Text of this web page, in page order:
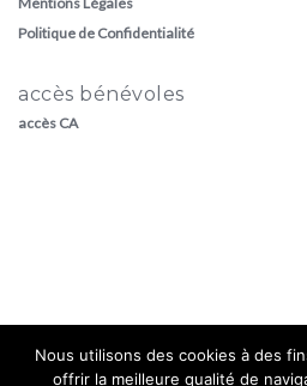
Politique de Confidentialité
accès bénévoles
accès CA
Nous utilisons des cookies à des
offrir la meilleure qualité de